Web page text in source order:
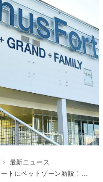
最新ニュース
屋内ドッグランや愛犬オリジナルグッズ制作ショップも！